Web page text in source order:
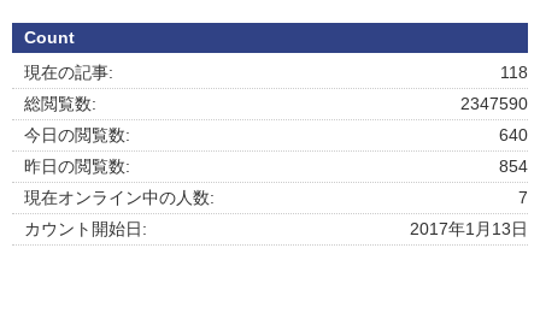
Count
118
現在の記事:
2347590
総閲覧数:
640
今日の閲覧数:
854
昨日の閲覧数:
7
現在オンライン中の人数:
2017年1月13日
カウント開始日: